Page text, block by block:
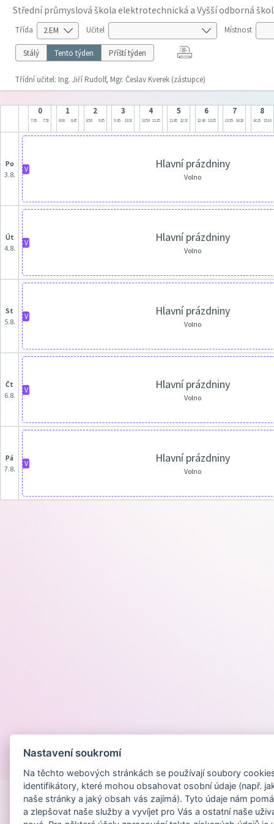
Střední průmyslová škola elektrotechnická a Vyšší odborná
Třída Učitel Místnost
Stálý Tento týden Příští týden
Třídní učitel: Ing. Jiří Rudolf, Mgr. Česlav Kverek (zástupce)
0
7:05 7:50
1
8:00 8:45
2
8:50 9:35
3
9:45 10:30
4
10:50 11:35
5
11:45 12:30
6
12:40 13:25
7
13:35 14:20
8
14:25 15:10
po
3.8.
V Hlavní prázdniny
Volno
út
4.8.
V Hlavní prázdniny
Volno
st
5.8.
V Hlavní prázdniny
Volno
čt
6.8.
V Hlavní prázdniny
Volno
pá
7.8.
V Hlavní prázdniny
Volno
Nastavení soukromí
Na těchto webových stránkách se používají soubory
identifikátory, které mohou obsahovat osobní údaje (např.
naše stránky a jaký obsah vás zajímá). Tyto údaje nám
a zlepšovat naše služby a vyvíjet pro Vás a ostatní naše